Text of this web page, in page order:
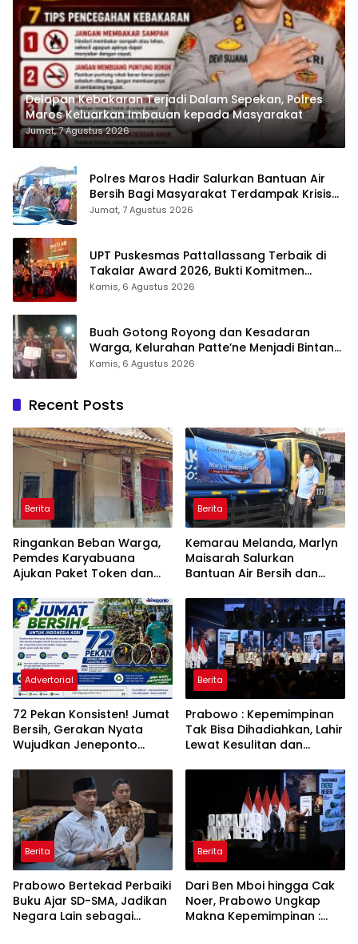
Delapan Kebakaran Terjadi Dalam Sepekan, Polres
Maros Keluarkan Imbauan kepada Masyarakat
Jumat, 7 Agustus 2026
Polres Maros Hadir Salurkan Bantuan Air
Bersih Bagi Masyarakat Terdampak Krisis
Air Bersih Di Maros
Jumat, 7 Agustus 2026
UPT Puskesmas Pattallassang Terbaik di
Takalar Award 2026, Bukti Komitmen
Hadirkan Pelayanan Kesehatan Berkualitas
Kamis, 6 Agustus 2026
Buah Gotong Royong dan Kesadaran
Warga, Kelurahan Patte’ne Menjadi Bintang
Takalar Award 2026
Kamis, 6 Agustus 2026
Recent Posts
Berita
Ringankan Beban Warga,
Pemdes Karyabuana
Ajukan Paket Token dan
PLN
Berita
Kemarau Melanda, Marlyn
Maisarah Salurkan
Bantuan Air Bersih dan
Babakan Madang
Advertorial
72 Pekan Konsisten! Jumat
Bersih, Gerakan Nyata
Wujudkan Jeneponto
ASRI
Berita
Prabowo : Kepemimpinan
Tak Bisa Dihadiahkan, Lahir
Lewat Kesulitan dan
Berita
Prabowo Bertekad Perbaiki
Buku Ajar SD-SMA, Jadikan
Negara Lain sebagai
Berita
Dari Ben Mboi hingga Cak
Noer, Prabowo Ungkap
Makna Kepemimpinan :